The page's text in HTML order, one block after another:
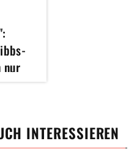
nur
INTERESSIEREN